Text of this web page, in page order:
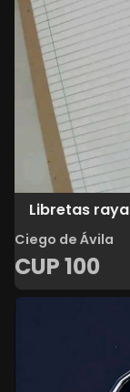
Libretas
Ciego de Ávila
CUP100